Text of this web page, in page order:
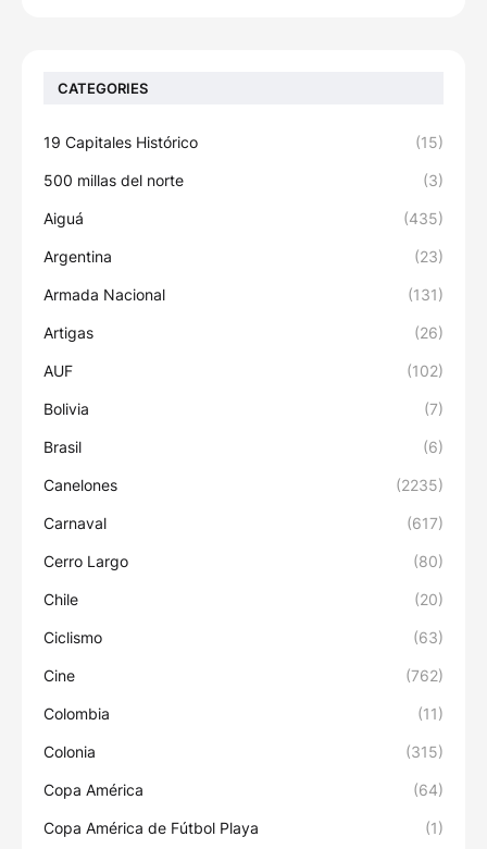
CATEGORIES
19 Capitales Histórico (15)
500 millas del norte (3)
Aiguá (435)
Argentina (23)
Armada Nacional (131)
Artigas (26)
AUF (102)
Bolivia (7)
Brasil (6)
Canelones (2235)
Carnaval (617)
Cerro Largo (80)
Chile (20)
Ciclismo (63)
Cine (762)
Colombia (11)
Colonia (315)
Copa América (64)
Copa América de Fútbol Playa (1)